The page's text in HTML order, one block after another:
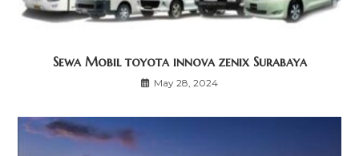
Sewa Mobil toyota innova zenix Surabaya
May 28, 2024